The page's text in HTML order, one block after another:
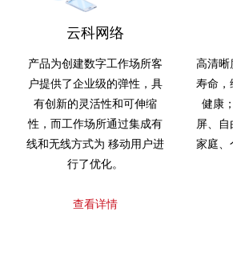
云科网络
产品为创建数字工作场所客
户提供了企业级的弹性，具
有创新的灵活性和可伸缩
性，而工作场所通过集成有
线和无线方式为 移动用户进
行了优化。
查看详情
高清晰
寿命，
健康
屏、自
家庭、